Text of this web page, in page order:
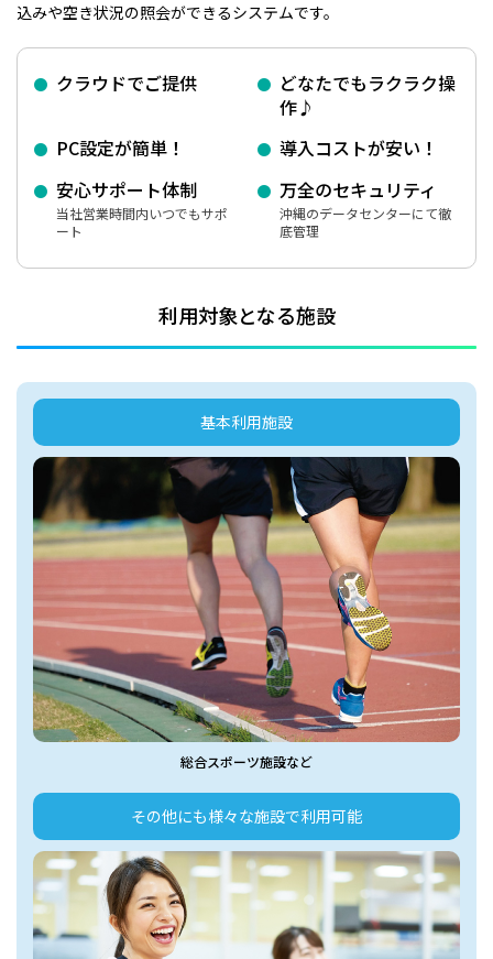
込みや空き状況の照会ができるシステムです。
クラウドでご提供
どなたでもラクラク操
作♪
PC設定が簡単！
導入コストが安い！
安心サポート体制
当社営業時間内いつでもサポ
ート
万全のセキュリティ
沖縄のデータセンターにて徹
底管理
利用対象となる施設
基本利用施設
総合スポーツ施設など
その他にも様々な施設で利用可能